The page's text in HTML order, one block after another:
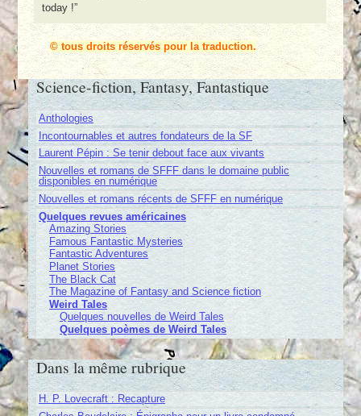
today !”
© tous droits réservés pour la traduction.
Science-fiction, Fantasy, Fantastique
Anthologies
Incontournables et autres fondateurs de la SF
Laurent Pépin : Se tenir debout face aux vivants
Nouvelles et romans de SFFF dans le domaine public
disponibles en numérique
Nouvelles et romans récents de SFFF en numérique
Quelques revues américaines
Amazing Stories
Famous Fantastic Mysteries
Fantastic Adventures
Planet Stories
The Black Cat
The Magazine of Fantasy and Science fiction
Weird Tales
Quelques nouvelles de Weird Tales
Quelques poèmes de Weird Tales
Dans la même rubrique
H. P. Lovecraft : Recapture